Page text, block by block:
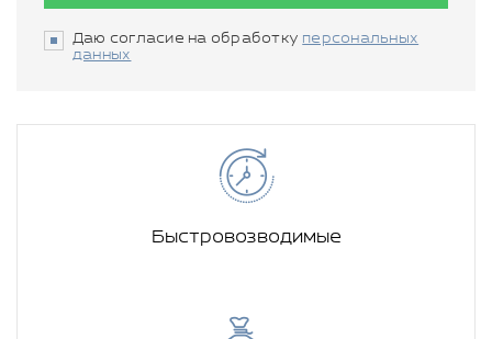
Даю согласие на обработку персональных
данных
Быстровозводимые